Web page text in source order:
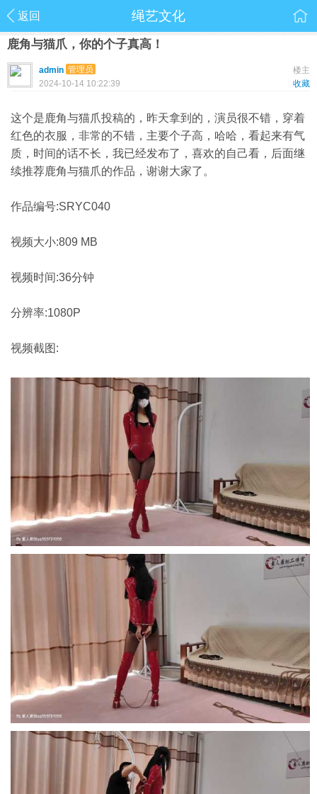
返回 绳艺文化
鹿角与猫爪，你的个子真高！
楼主
admin 管理员
收藏
2024-10-14 10:22:39
这个是鹿角与猫爪投稿的，昨天拿到的，演员很不错，穿着
红色的衣服，非常的不错，主要个子高，哈哈，看起来有气
质，时间的话不长，我已经发布了，喜欢的自己看，后面继
续推荐鹿角与猫爪的作品，谢谢大家了。
作品编号:SRYC040
视频大小:809 MB
视频时间:36分钟
分辨率:1080P
视频截图: